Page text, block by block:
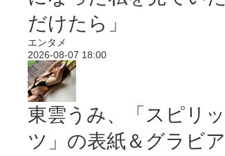
だけたら」
エンタメ
2026-08-07 18:00
東雲うみ、「スピリッ
ツ」の表紙＆グラビア